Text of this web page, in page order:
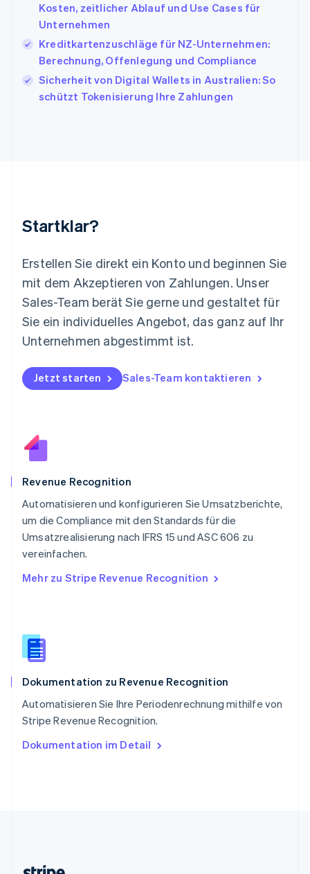
Kosten, zeitlicher Ablauf und Use Cases für
Unternehmen
Kreditkartenzuschläge für NZ-Unternehmen:
Berechnung, Offenlegung und Compliance
Sicherheit von Digital Wallets in Australien: So
schützt Tokenisierung Ihre Zahlungen
Startklar?
Erstellen Sie direkt ein Konto und beginnen Sie
mit dem Akzeptieren von Zahlungen. Unser
Sales-Team berät Sie gerne und gestaltet für
Sie ein individuelles Angebot, das ganz auf Ihr
Unternehmen abgestimmt ist.
Jetzt starten Sales-Team kontaktieren
Revenue Recognition
Automatisieren und konfigurieren Sie Umsatzberichte,
um die Compliance mit den Standards für die
Umsatzrealisierung nach IFRS 15 und ASC 606 zu
vereinfachen.
Mehr zu Stripe Revenue Recognition
Dokumentation zu Revenue Recognition
Automatisieren Sie Ihre Periodenrechnung mithilfe von
Stripe Revenue Recognition.
Dokumentation im Detail
日本語 English
Kanada
English Français
Kroatien
EnglishItaliano
English
Liechtenstein
English
Español English
Neuseeland
English
Niederlande
Norwegen
English
DeutschEnglish
Polen
Rumänien
Schweden
SvenskaEnglish
DeutschFrançaisItalianoEnglish
Singapur
English 简体中文
Slowakei
Slowenien
English
Spanien
Thailand
Tschechische Republik
English
English